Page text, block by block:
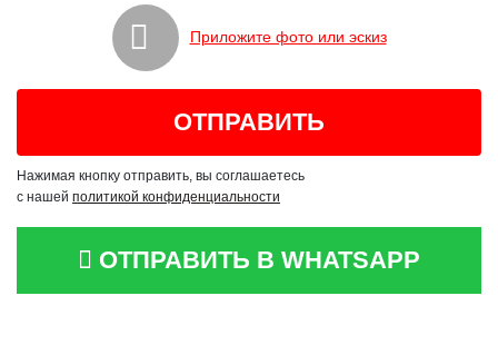
Приложите фото или эскиз
Нажимая кнопку отправить, вы соглашаетесь
с нашей политикой конфиденциальности
ОТПРАВИТЬ В WHATSAPP